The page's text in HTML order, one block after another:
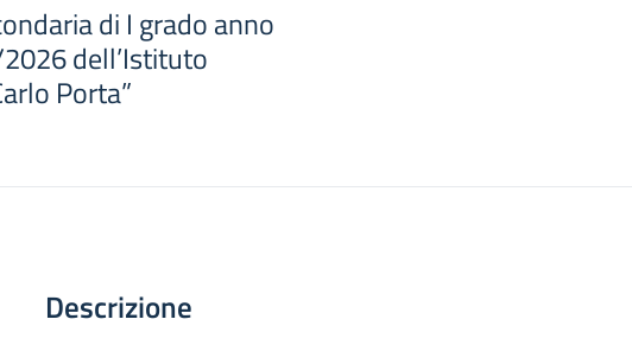
di I grado anno
dell’Istituto
Porta”
Descrizione